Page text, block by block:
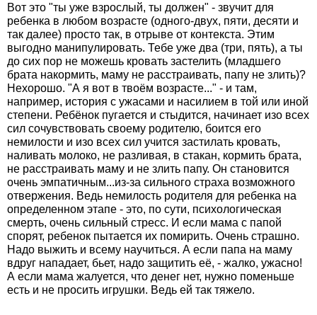
Вот это "ты уже взрослый, ты должен" - звучит для
ребенка в любом возрасте (одного-двух, пяти, десяти и
так далее) просто так, в отрыве от контекста. Этим
выгодно манипулировать. Тебе уже два (три, пять), а ты
до сих пор не можешь кровать застелить (младшего
брата накормить, маму не расстраивать, папу не злить)?
Нехорошо. "А я вот в твоём возрасте..." - и там,
например, история с ужасами и насилием в той или иной
степени. Ребёнок пугается и стыдится, начинает изо всех
сил сочувствовать своему родителю, боится его
немилости и изо всех сил учится застилать кровать,
наливать молоко, не разливая, в стакан, кормить брата,
не расстраивать маму и не злить папу. Он становится
очень эмпатичным...из-за сильного страха возможного
отвержения. Ведь немилость родителя для ребенка на
определенном этапе - это, по сути, психологическая
смерть, очень сильный стресс. И если мама с папой
спорят, ребенок пытается их помирить. Очень страшно.
Надо выжить и всему научиться. А если папа на маму
вдруг нападает, бьет, надо защитить её, - жалко, ужасно!
А если мама жалуется, что денег нет, нужно поменьше
есть и не просить игрушки. Ведь ей так тяжело.